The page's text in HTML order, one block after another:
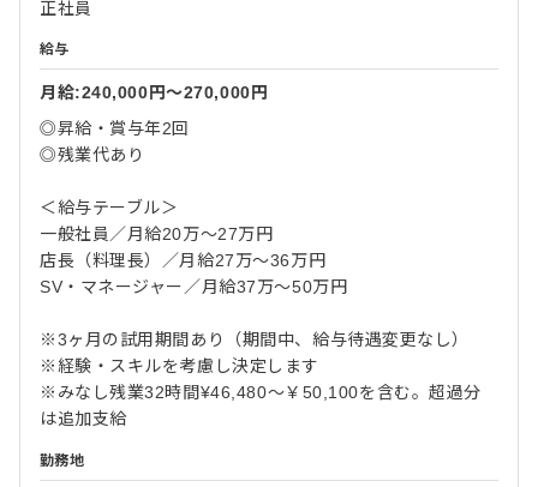
正社員
給与
月給:240,000円〜270,000円
◎昇給・賞与年2回
◎残業代あり
＜給与テーブル＞
一般社員／月給20万～27万円
店長（料理長）／月給27万～36万円
SV・マネージャー／月給37万～50万円
※3ヶ月の試用期間あり（期間中、給与待遇変更なし）
※経験・スキルを考慮し決定します
※みなし残業32時間¥46,480～￥50,100を含む。超過分
は追加支給
勤務地